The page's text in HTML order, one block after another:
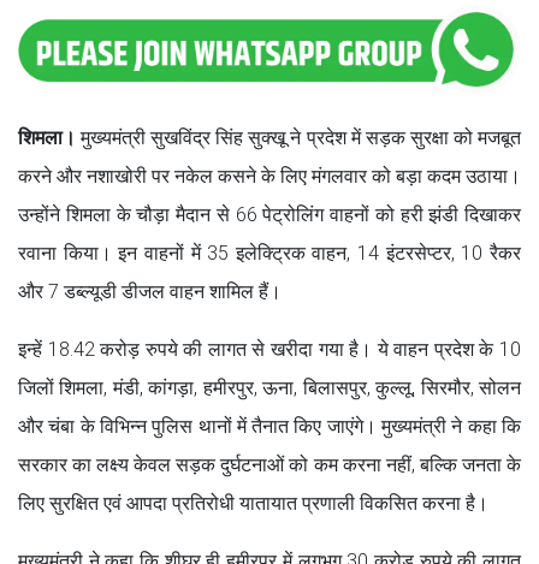
शिमला।मुख्यमंत्री सुखविंद्र सिंह सुक्खू ने प्रदेश में सड़क सुरक्षा को मजबूत
करने और नशाखोरी पर नकेल कसने के लिए मंगलवार को बड़ा कदम उठाया।
उन्होंने शिमला के चौड़ा मैदान से 66 पेट्रोलिंग वाहनों को हरी झंडी दिखाकर
रवाना किया। इन वाहनों में 35 इलेक्ट्रिक वाहन, 14 इंटरसेप्टर, 10 रैकर
और 7 डब्ल्यूडी डीजल वाहन शामिल हैं।
इन्हें 18.42 करोड़ रुपये की लागत से खरीदा गया है। ये वाहन प्रदेश के 10
जिलों शिमला, मंडी, कांगड़ा, हमीरपुर, ऊना, बिलासपुर, कुल्लू, सिरमौर, सोलन
और चंबा के विभिन्न पुलिस थानों में तैनात किए जाएंगे। मुख्यमंत्री ने कहा कि
सरकार का लक्ष्य केवल सड़क दुर्घटनाओं को कम करना नहीं, बल्कि जनता के
लिए सुरक्षित एवं आपदा प्रतिरोधी यातायात प्रणाली विकसित करना है।